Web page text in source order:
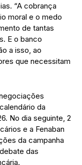
“A cobrança
moral e o medo
de tantas
E o banco
a isso, ao
que necessitam
da
No dia seguinte, 2
e a Fenaban
da campanha
das